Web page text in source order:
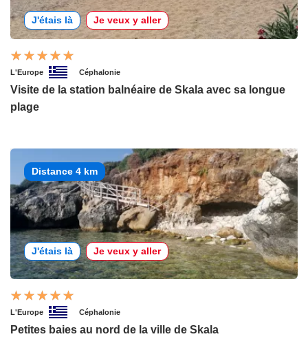
J'étais là Je veux y aller
L'Europe Céphalonie
Visite de la station balnéaire de Skala avec sa longue
plage
Distance 4 km
J'étais là Je veux y aller
L'Europe Céphalonie
Petites baies au nord de la ville de Skala